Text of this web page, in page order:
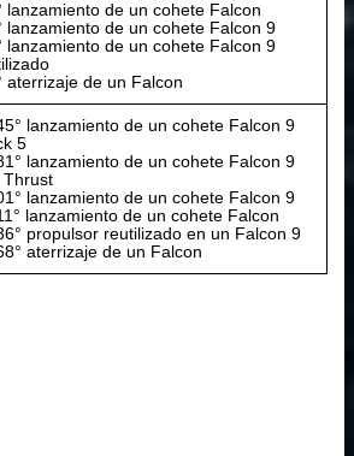
lanzamiento de un cohete Falcon
lanzamiento de un cohete Falcon 9
lanzamiento de un cohete Falcon 9
aterrizaje de un Falcon
lanzamiento de un cohete Falcon 9
5
lanzamiento de un cohete Falcon 9
Thrust
lanzamiento de un cohete Falcon 9
lanzamiento de un cohete Falcon
propulsor reutilizado en un Falcon 9
aterrizaje de un Falcon